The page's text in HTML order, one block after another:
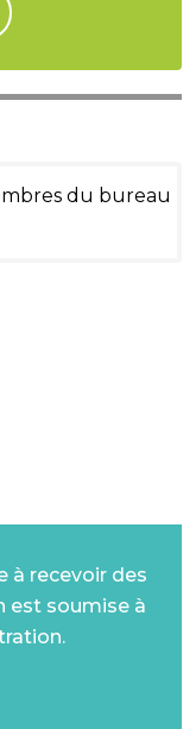
du bureau
à recevoir des
est soumise à